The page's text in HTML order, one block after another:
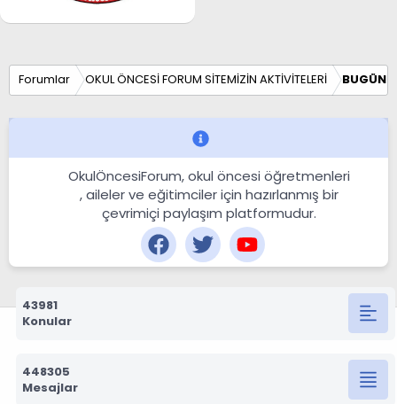
Forumlar OKUL ÖNCESİ FORUM SİTEMİZİN AKTİVİTELERİ BUGÜN
OkulÖncesiForum, okul öncesi öğretmenleri
, aileler ve eğitimciler için hazırlanmış bir
çevrimiçi paylaşım platformudur.
43981
Konular
448305
Mesajlar